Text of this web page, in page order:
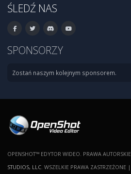
ŚLEDŹ NAS
SPONSORZY
Zostań naszym kolejnym sponsorem.
OPENSHOT™ EDYTOR WIDEO. PRAWA
STUDIOS, LLC . WSZELKIE PRAWA ZASTRZEŻONE |